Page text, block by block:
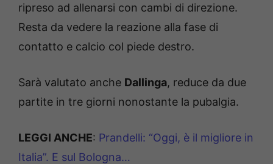
ripreso ad allenarsi con cambi di direzione.
Resta da vedere la reazione alla fase di
contatto e calcio col piede destro.
Sarà valutato anche Dallinga, reduce da due
partite in tre giorni nonostante la pubalgia.
LEGGI ANCHE: Prandelli: “Oggi, è il migliore in
Italia”. E sul Bologna…